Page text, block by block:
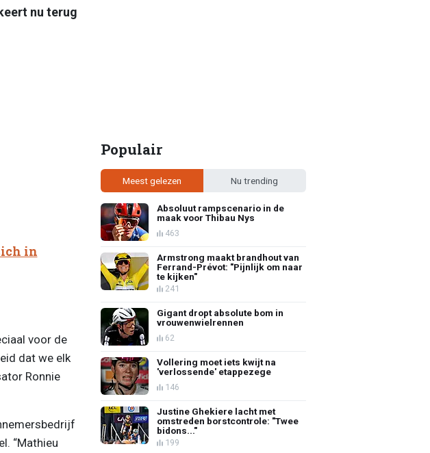
nu terug
in
voor de
dat we elk
Ronnie
“Mathieu
Populair
Meest gelezen Nu trending
Absoluut rampscenario in de
maak voor Thibau Nys
463
Armstrong maakt brandhout van
Ferrand-Prévot: "Pijnlijk om naar
te kijken"
241
Gigant dropt absolute bom in
vrouwenwielrennen
62
Vollering moet iets kwijt na
'verlossende' etappezege
146
Justine Ghekiere lacht met
omstreden borstcontrole: "Twee
bidons..."
199